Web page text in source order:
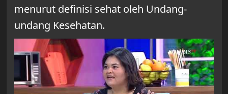
menurut definisi sehat oleh Undang-
undang Kesehatan.